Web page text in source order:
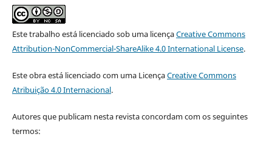
Este trabalho está licenciado sob uma licençaCreative Commons
Attribution-NonCommercial-ShareAlike 4.0 International License.
Este obra está licenciado com uma LicençaCreative Commons
Atribuição 4.0 Internacional.
Autores que publicam nesta revista concordam com os seguintes
termos: